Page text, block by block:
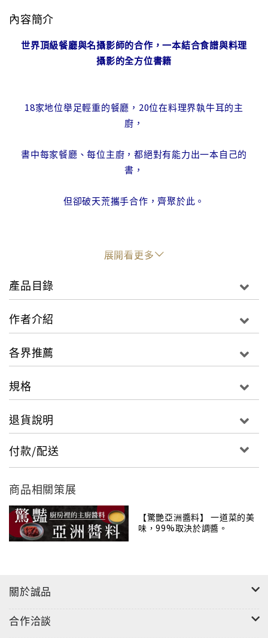
內容簡介
世界頂級餐廳與名攝影師的合作，一本結合食譜與料理
攝影的全方位書籍
18家地位舉足輕重的餐廳，20位在料理界執牛耳的主
廚，
書中每家餐廳、每位主廚，都絕對有能力出一本自己的
書，
但卻破天荒攜手合作，齊聚於此。
經由世界知名攝影師佩爾安諾斯‧約根森（Per-Anders
Jörgensen）的攝影鏡頭，
他們只想告訴你：
家庭風味的員工私房菜，比你看到的餐廳菜單，更令人
◎18家舉世聞名的米其林餐廳破天荒攜手合著，不藏私
公開自家員工私房菜食譜。
◎本書繼英國版之後，領先亞洲、歐美等國，率先推出
中文翻譯版，以饗讀者。
◎書中料理食材部分詳細標示2、6、20人，甚至50人份
的食材量，適合各種用餐情況。
◎貼心地將食材單位做好換算，方便讀者以現有的測量
工具製作。
◎封面為硬皮襯布精裝，內頁依食譜與餐廳介紹而以不
同尺寸紙張特殊裝訂，質感高雅，自用、送禮皆宜！
◎全書照片皆為名攝影師佩爾安諾斯‧約根森（Per-
◎詳細介紹18家頂級餐廳的經營理念、一窺廚房景色，
◎書末附料理名稱與人物、餐廳索引，不管想做哪一道
展開看更多
產品目錄
作者介紹
各界推薦
規格
退貨說明
付款/配送
商品相關策展
【驚艷亞洲醬料】 一道菜的美
味，99%取決於調醬。
關於誠品
合作洽談